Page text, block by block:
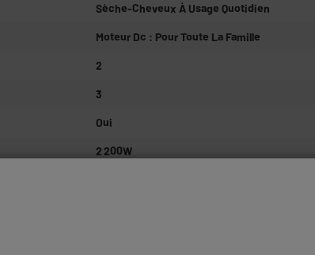
Sèche-Cheveux À Usage Quotidien
Moteur Dc : Pour Toute La Famille
2
3
Oui
2 200W